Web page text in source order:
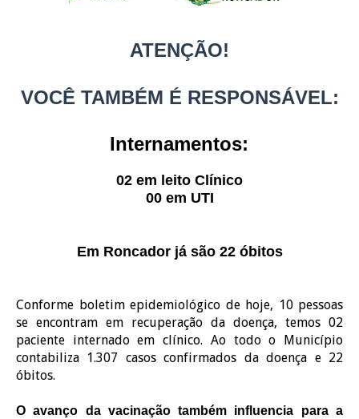
ATENÇÃO!
VOCÊ TAMBÉM É RESPONSÁVEL:
Internamentos:
02 em leito Clínico
00 em UTI
Em Roncador já são 22 óbitos
Conforme boletim epidemiológico de hoje, 10 pessoas
se encontram em recuperação da doença, temos 02
paciente internado em clínico. Ao todo o Município
contabiliza 1.307 casos confirmados da doença e 22
óbitos.
O avanço da vacinação também influencia para a